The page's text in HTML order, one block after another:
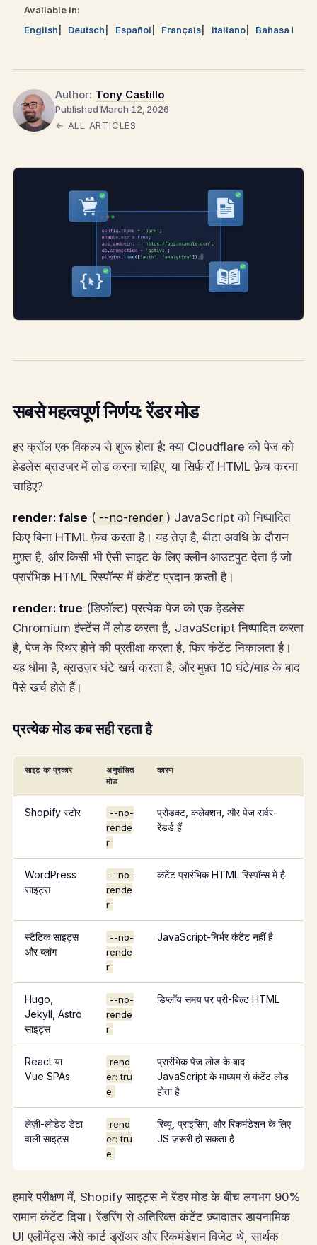
Available in:
English
Deutsch Español Français Italiano Bahasa
Author: Tony Castillo
Published March 12, 2026
← ALL ARTICLES
सबसे महत्वपूर्ण निर्णय: रेंडर मोड
हर क्रॉल एक विकल्प से शुरू होता है: क्या Cloudflare को पेज को
हेडलेस ब्राउज़र में लोड करना चाहिए, या सिर्फ़ रॉ HTML फ़ेच करना
चाहिए?
render: false ( --no-render ) JavaScript को निष्पादित
किए बिना HTML फ़ेच करता है। यह तेज़ है, बीटा अवधि के दौरान
मुफ़्त है, और किसी भी ऐसी साइट के लिए क्लीन आउटपुट देता है जो
प्रारंभिक HTML रिस्पॉन्स में कंटेंट प्रदान करती है।
render: true (डिफ़ॉल्ट) प्रत्येक पेज को एक हेडलेस
Chromium इंस्टेंस में लोड करता है, JavaScript निष्पादित करता
है, पेज के स्थिर होने की प्रतीक्षा करता है, फिर कंटेंट निकालता है।
यह धीमा है, ब्राउज़र घंटे खर्च करता है, और मुफ़्त 10 घंटे/माह के बाद
पैसे खर्च होते हैं।
प्रत्येक मोड कब सही रहता है
साइट का प्रकार
अनुशंसित
मोड
कारण
Shopify स्टोर
--no-
rende
r
प्रोडक्ट, कलेक्शन, और पेज सर्वर-
रेंडर्ड हैं
WordPress
साइट्स
--no-
rende
r
कंटेंट प्रारंभिक HTML रिस्पॉन्स में है
स्टैटिक साइट्स
और ब्लॉग
--no-
rende
r
JavaScript-निर्भर कंटेंट नहीं है
Hugo,
Jekyll, Astro
साइट्स
--no-
rende
r
डिप्लॉय समय पर प्री-बिल्ट HTML
React या
Vue SPAs
rend
er: tru
e
प्रारंभिक पेज लोड के बाद
JavaScript के माध्यम से कंटेंट लोड
होता है
लेज़ी-लोडेड डेटा
वाली साइट्स
rend
er: tru
e
रिव्यू, प्राइसिंग, और रिकमंडेशन के लिए
JS ज़रूरी हो सकता है
हमारे परीक्षण में, Shopify साइट्स ने रेंडर मोड के बीच लगभग 90%
समान कंटेंट दिया। रेंडरिंग से अतिरिक्त कंटेंट ज़्यादातर डायनामिक
UI एलीमेंट्स जैसे कार्ट ड्रॉअर और रिकमंडेशन विजेट थे, सार्थक